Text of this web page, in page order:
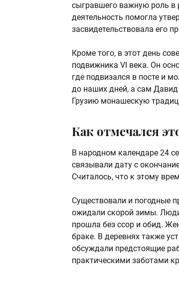
сыгравшего важную роль в
деятельность помогла
засвидетельствовала его
Кроме того, в этот день
подвижника VI века. Он
где подвизался в посте и
до наших дней, а сам Давид
Грузию монашескую
Как отмечался
В народном календаре 24
связывали дату с
Считалось, что к этому
Существовали и погодные
ожидали скорой зимы.
прошла без ссор и обид.
браке. В деревнях также
обсуждали предстоящие
практическими заботами